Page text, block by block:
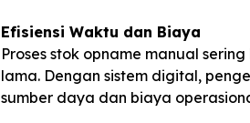
Efisiensi Waktu dan Biaya
Proses stok opname manual
lama. Dengan sistem digital,
sumber daya dan biaya